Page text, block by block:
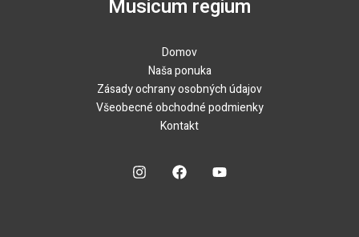
Musicum regium
Domov
Naša ponuka
Zásady ochrany osobných údajov
Všeobecné obchodné podmienky
Kontakt